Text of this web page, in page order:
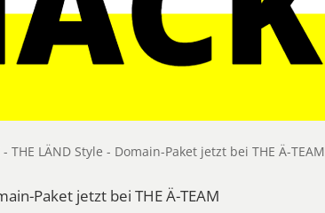
- THE LÄND Style - Domain-Paket jetzt bei THE Ä-TEAM
Paket jetzt bei THE Ä-TEAM